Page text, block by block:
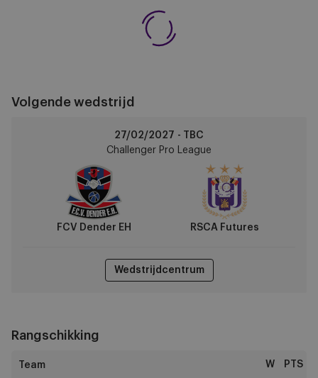
Volgende wedstrijd
27/02/2027 - TBC
Challenger Pro League
FCV Dender EH RSCA Futures
Wedstrijdcentrum
Rangschikking
W PTS